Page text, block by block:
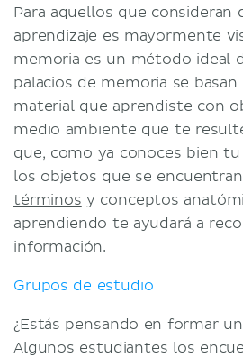
Para aquellos que consideran
aprendizaje es mayormente
memoria es un método ideal
palacios de memoria se
material que aprendiste con
medio ambiente que te
que, como ya conoces bien
los objetos que se
términos y conceptos
aprendiendo te ayudará a
información.
Grupos de estudio
¿Estás pensando en formar
Algunos estudiantes los